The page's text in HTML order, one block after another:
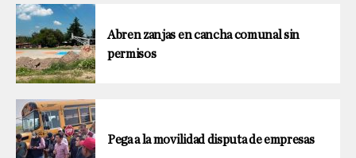
Abren zanjas en cancha comunal sin
permisos
Pega a la movilidad disputa de empresas